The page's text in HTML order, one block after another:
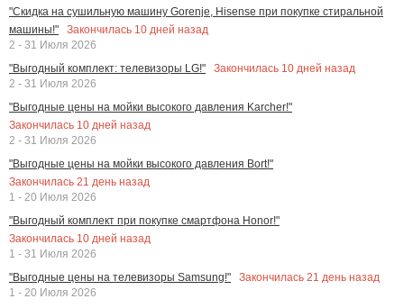
"Скидка на сушильную машину Gorenje, Hisense при покупке стиральной
машины!"
Закончилась 10 дней назад
2 - 31 Июля 2026
"Выгодный комплект: телевизоры LG!"
Закончилась 10 дней назад
2 - 31 Июля 2026
"Выгодные цены на мойки высокого давления Karcher!"
Закончилась 10 дней назад
2 - 31 Июля 2026
"Выгодные цены на мойки высокого давления Bort!"
Закончилась 21 день назад
1 - 20 Июля 2026
"Выгодный комплект при покупке смартфона Honor!"
Закончилась 10 дней назад
1 - 31 Июля 2026
"Выгодные цены на телевизоры Samsung!"
Закончилась 21 день назад
1 - 20 Июля 2026